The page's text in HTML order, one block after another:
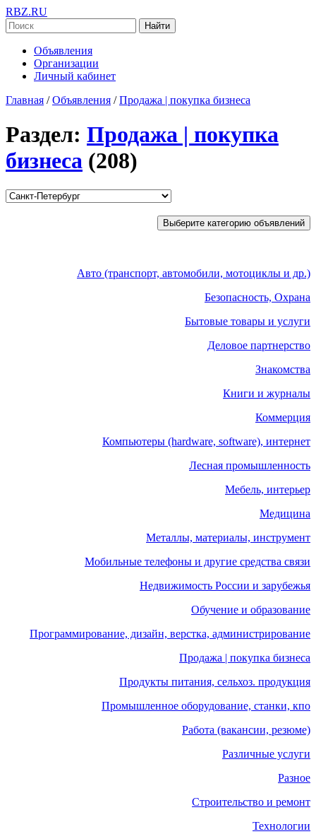
RBZ.RU
Найти
Объявления
Организации
Личный кабинет
Главная / Объявления / Продажа | покупка бизнеса
Раздел: Продажа | покупка
бизнеса (208)
Выберите категорию объявлений
Авто (транспорт, автомобили, мотоциклы и др.)
Безопасность, Охрана
Бытовые товары и услуги
Деловое партнерство
Знакомства
Книги и журналы
Коммерция
Компьютеры (hardware, software), интернет
Лесная промышленность
Мебель, интерьер
Медицина
Металлы, материалы, инструмент
Мобильные телефоны и другие средства связи
Недвижимость России и зарубежья
Обучение и образование
Программирование, дизайн, верстка, администрирование
Продажа | покупка бизнеса
Продукты питания, сельхоз. продукция
Промышленное оборудование, станки, кпо
Работа (вакансии, резюме)
Различные услуги
Разное
Строительство и ремонт
Технологии